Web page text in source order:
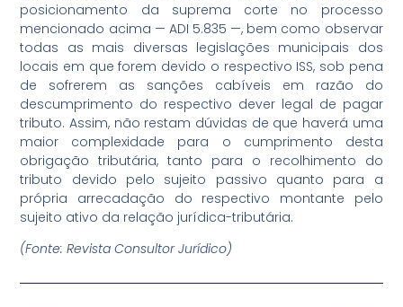
posicionamento da suprema corte no processo
mencionado acima — ADI 5.835 —, bem como observar
todas as mais diversas legislações municipais dos
locais em que forem devido o respectivo ISS, sob pena
de sofrerem as sanções cabíveis em razão do
descumprimento do respectivo dever legal de pagar
tributo. Assim, não restam dúvidas de que haverá uma
maior complexidade para o cumprimento desta
obrigação tributária, tanto para o recolhimento do
tributo devido pelo sujeito passivo quanto para a
própria arrecadação do respectivo montante pelo
sujeito ativo da relação jurídica-tributária.
(Fonte: Revista Consultor Jurídico)